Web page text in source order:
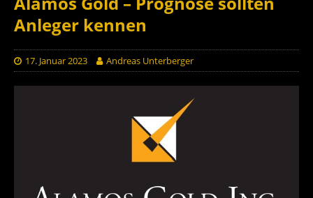
Anleger kennen
17. Januar 2023 Andreas Unterberger